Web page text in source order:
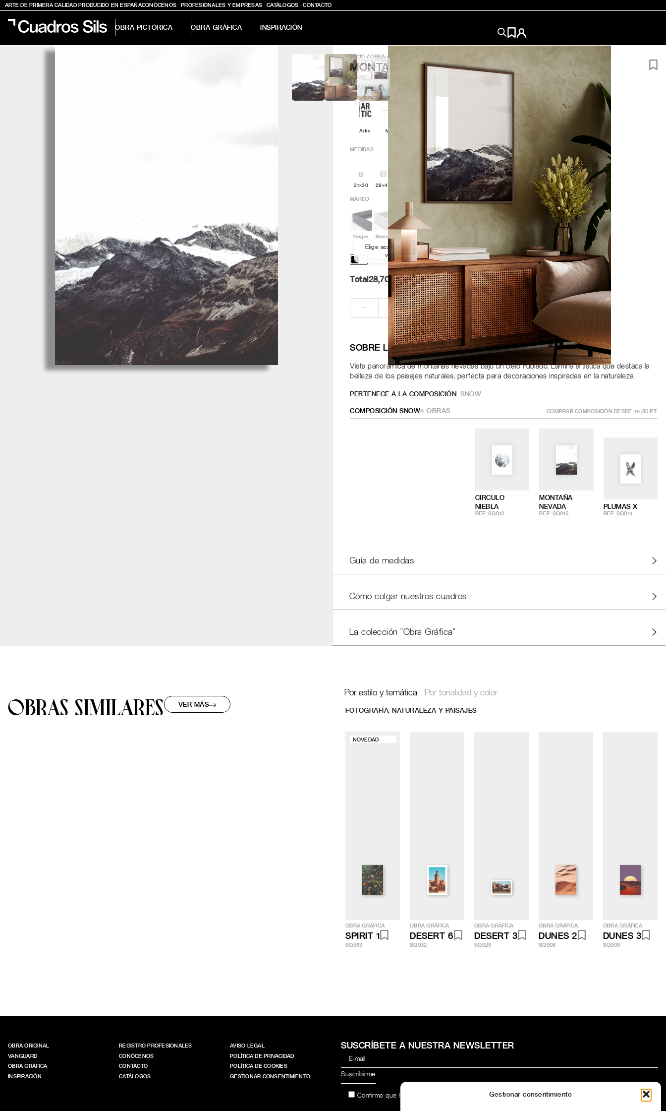
Gestionar consentimiento
ARTE DE PRIMERA CALIDAD PRODUCIDO EN ESPAÑACONÓCENOS PROFESIONALES Y EMPRESAS CATÁLOGOS CONTACTO
OBRA PICTÓRICA OBRA GRÁFICA INSPIRACIÓN
Obra Pictórica
INICIO /OBRA GRÁFICA
MONTAÑA NEVADA
SQ016
ACABADO
?
Artic Minimal
MEDIDAS
21×30 28×40 42x60 50×50 50×70 60x84 60x80 70×100 84x120
PERSONALIZACIÓN Y DISEÑO ?
MARCO
Negro Blanco Aluminio
Elige acabado y medida para
ver los marcos
Total28,70 Pt.
− +
REGÍSTRATE PARA AÑADIR AL CARRITO
SOBRE LA OBRA
Vista panorámica de montañas nevadas bajo un cielo nublado. Lámina artística que destaca la
belleza de los paisajes naturales, perfecta para decoraciones inspiradas en la naturaleza.
PERTENECE A LA COMPOSICIÓN: SNOW
COMPOSICIÓN SNOW4 OBRAS COMPRAR COMPOSICIÓN DESDE 114,80 PT.
CIRCULO
NIEBLA
REF: SQ013
MONTAÑA
NEVADA
REF: SQ016
PLUMAS X
REF: SQ014
Guía de medidas
Cómo colgar nuestros cuadros
La colección "Obra Gráfica"
OBRAS SIMILARES VER MÁS
Por estilo y temática Por tonalidad y color
FOTOGRAFÍA, NATURALEZA Y PAISAJES
NOVEDAD
OBRA GRÁFICA
SPIRIT 1
SQ953
OBRA GRÁFICA
DESERT 6
SQ932
OBRA GRÁFICA
DESERT 3
SQ929
OBRA GRÁFICA
DUNES 2
SQ908
OBRA GRÁFICA
DUNES 3
SQ909
OBRA ORIGINAL
VANGUARD
OBRA GRÁFICA
INSPIRACIÓN
REGISTRO PROFESIONALES
CONÓCENOS
CONTACTO
CATÁLOGOS
AVISO LEGAL
POLÍTICA DE PRIVACIDAD
POLÍTICA DE COOKIES
GESTIONAR CONSENTIMIENTO
SUSCRÍBETE A NUESTRA NEWSLETTER
Confirmo que he leído y acepto la Política de privacidad del sitio web.